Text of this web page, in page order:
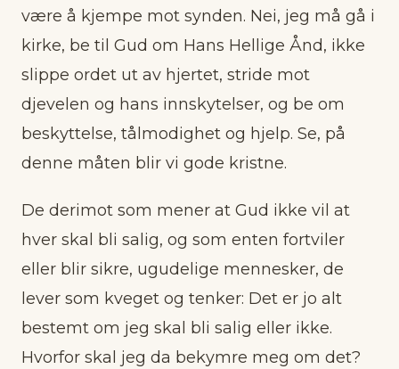
være å kjempe mot synden. Nei, jeg må gå i
kirke, be til Gud om Hans Hellige Ånd, ikke
slippe ordet ut av hjertet, stride mot
djevelen og hans innskytelser, og be om
beskyttelse, tålmodighet og hjelp. Se, på
denne måten blir vi gode kristne.
De derimot som mener at Gud ikke vil at
hver skal bli salig, og som enten fortviler
eller blir sikre, ugudelige mennesker, de
lever som kveget og tenker: Det er jo alt
bestemt om jeg skal bli salig eller ikke.
Hvorfor skal jeg da bekymre meg om det?